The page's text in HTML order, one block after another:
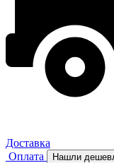
Доставка
Оплата
Нашли